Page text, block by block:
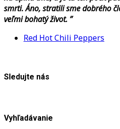
smrti. Áno, stratili sme dobrého
veľmi bohatý život. ”
Red Hot Chili Peppers
Sledujte nás
Vyhľadávanie